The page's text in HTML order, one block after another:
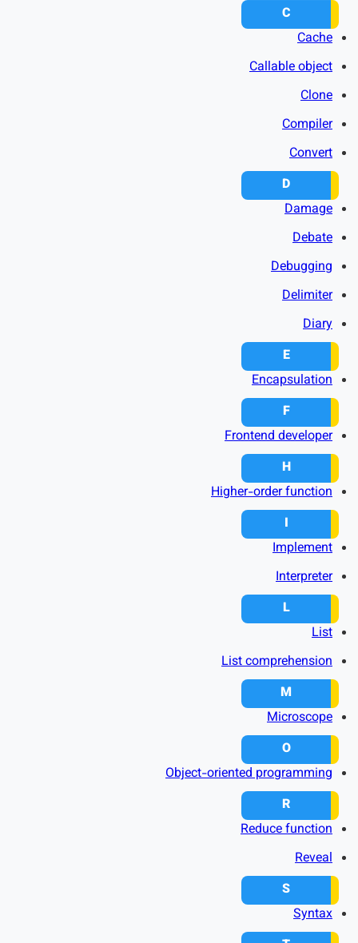
C
Cache
Callable object
Clone
Compiler
Convert
D
Damage
Debate
Debugging
Delimiter
Diary
E
Encapsulation
F
Frontend developer
H
Higher-order function
I
Implement
Interpreter
L
List
List comprehension
M
Microscope
O
Object-oriented programming
R
Reduce function
Reveal
S
Syntax